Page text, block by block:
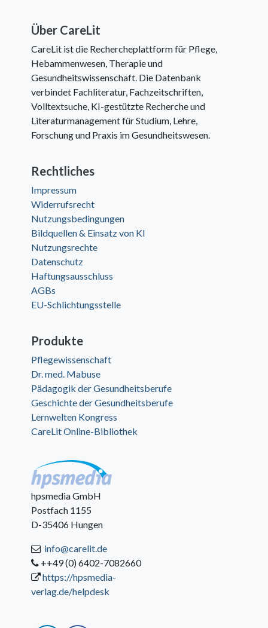
Über CareLit
CareLit ist die Rechercheplattform für Pflege,
Hebammenwesen, Therapie und
Gesundheitswissenschaft. Die Datenbank
verbindet Fachliteratur, Fachzeitschriften,
Volltextsuche, KI-gestützte Recherche und
Literaturmanagement für Studium, Lehre,
Forschung und Praxis im Gesundheitswesen.
Rechtliches
Impressum
Widerrufsrecht
Nutzungsbedingungen
Bildquellen & Einsatz von KI
Nutzungsrechte
Datenschutz
Haftungsausschluss
AGBs
EU-Schlichtungsstelle
Produkte
Pflegewissenschaft
Dr. med. Mabuse
Pädagogik der Gesundheitsberufe
Geschichte der Gesundheitsberufe
Lernwelten Kongress
CareLit Online-Bibliothek
hpsmedia GmbH
Postfach 1155
D-35406 Hungen
info@carelit.de
++49 (0) 6402-7082660
https://hpsmedia-
verlag.de/helpdesk